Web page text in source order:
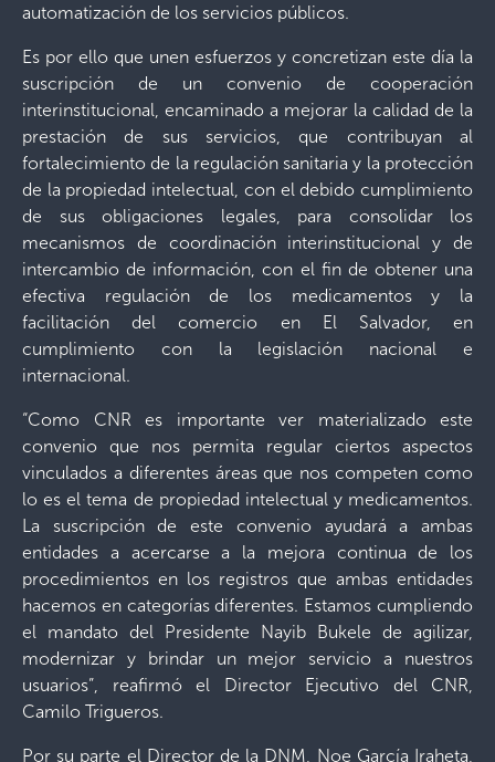
automatización de los servicios públicos.
Es por ello que unen esfuerzos y concretizan este día la
suscripción de un convenio de cooperación
interinstitucional, encaminado a mejorar la calidad de la
prestación de sus servicios, que contribuyan al
fortalecimiento de la regulación sanitaria y la protección
de la propiedad intelectual, con el debido cumplimiento
de sus obligaciones legales, para consolidar los
mecanismos de coordinación interinstitucional y de
intercambio de información, con el fin de obtener una
efectiva regulación de los medicamentos y la
facilitación del comercio en El Salvador, en
cumplimiento con la legislación nacional e
internacional.
“Como CNR es importante ver materializado este
convenio que nos permita regular ciertos aspectos
vinculados a diferentes áreas que nos competen como
lo es el tema de propiedad intelectual y medicamentos.
La suscripción de este convenio ayudará a ambas
entidades a acercarse a la mejora continua de los
procedimientos en los registros que ambas entidades
hacemos en categorías diferentes. Estamos cumpliendo
el mandato del Presidente Nayib Bukele de agilizar,
modernizar y brindar un mejor servicio a nuestros
usuarios”, reafirmó el Director Ejecutivo del CNR,
Camilo Trigueros.
Por su parte el Director de la DNM, Noe García Iraheta,